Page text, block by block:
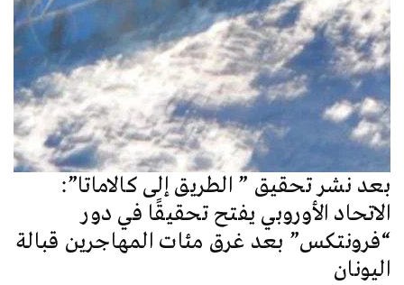
بعد نشر تحقيق ” الطريق إلى كالاماتا”:
الاتحاد الأوروبي يفتح تحقيقًا في دور
“فرونتكس” بعد غرق مئات المهاجرين قبالة
اليونان